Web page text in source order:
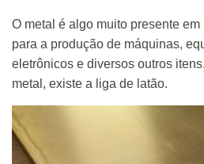
O metal é algo muito presente
para a produção de máquinas,
eletrônicos e diversos outros
metal, existe a liga de latão.